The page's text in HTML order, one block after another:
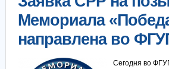
Мемориала
направлена во
Сегодня во